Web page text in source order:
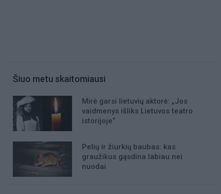
Šiuo metu skaitomiausi
Mirė garsi lietuvių aktorė: „Jos
vaidmenys išliks Lietuvos teatro
istorijoje“
Pelių ir žiurkių baubas: kas
graužikus gąsdina labiau nei
nuodai